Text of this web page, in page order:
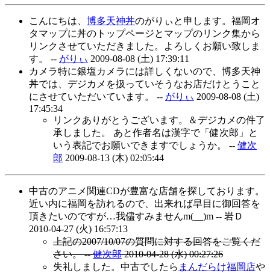
こんにちは、 博多天神丼のがりぃと申します。福岡オ
タマップに丼のトップページとマップのリンク集から
リンクさせていただきました。よろしくお願い致しま
す。 -- がりぃ 2009-08-08 (土) 17:39:11
カメラ特に銀塩カメラには詳しくないので、博多天神
丼では、デジカメを扱っていそうなお店だけとうこと
にさせていただいています。 -- がりぃ 2009-08-08 (土)
17:45:34
リンクありがとうございます。＆デジカメの件了
承しました。 あと作者名は漢字で「健次郎」と
いう表記でお願いできますでしょうか。 -- 健次
郎 2009-08-13 (木) 02:05:44
中古のアニメ関連CDが豊富な店舗を探しております。
近い内に福岡を訪れるので、出来れば早目に御回答を
頂きたいのですが…我儘すみませんm(__)m -- 岩Ｄ
2010-04-27 (火) 16:57:13
上記の2007/10/07の質問に対する回答をご覧くだ
さい。 --健次郎 2010-04-28 (水) 00:27:26
失礼しました。中古でしたら まんだらけ福岡店や